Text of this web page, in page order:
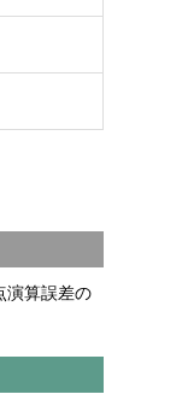
演算誤差の